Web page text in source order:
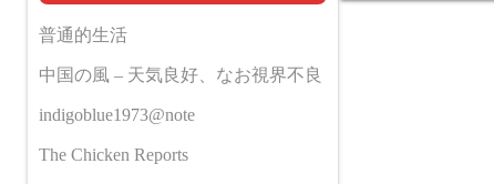
普通的生活
中国の風 – 天気良好、なお視界不良
indigoblue1973@note
The Chicken Reports